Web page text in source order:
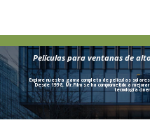
Películas para ventanas de
Explore nuestra gama completa de películas
Desde 1998, Mr.Film se ha comprometido a
tecnología